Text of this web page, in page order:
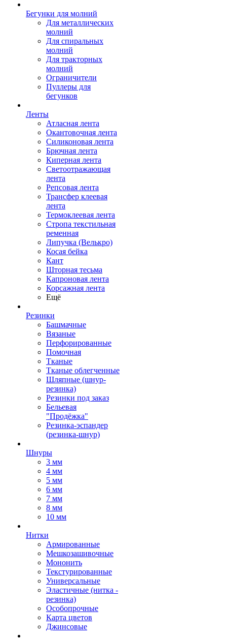
Бегунки для молний
Для металлических
молний
Для спиральных
молний
Для тракторных
молний
Ограничители
Пуллеры для
бегунков
Ленты
Атласная лента
Окантовочная лента
Силиконовая лента
Брючная лента
Киперная лента
Светоотражающая
лента
Репсовая лента
Трансфер клеевая
лента
Термоклеевая лента
Стропа текстильная
ременная
Липучка (Велькро)
Косая бейка
Кант
Шторная тесьма
Капроновая лента
Корсажная лента
Ещё
Резинки
Башмачные
Вязаные
Перфорированные
Помочная
Тканые
Тканые облегченные
Шляпные (шнур-
резинка)
Резинки под заказ
Бельевая
"Продёжка"
Резинка-эспандер
(резинка-шнур)
Шнуры
3 мм
4 мм
5 мм
6 мм
7 мм
8 мм
10 мм
Нитки
Армированные
Мешкозашивочные
Мононить
Текстурированные
Универсальные
Эластичные (нитка -
резинка)
Особопрочные
Карта цветов
Джинсовые